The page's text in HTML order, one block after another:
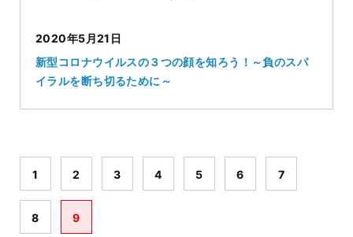
2020年5月21日
新型コロナウイルスの３つの顔を知ろう！～負のスパ
イラルを断ち切るために～
1 2 3 4 5 6 7
8 9